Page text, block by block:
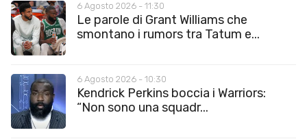
6 Agosto 2026 - 11:30
Le parole di Grant Williams che
smontano i rumors tra Tatum e...
6 Agosto 2026 - 10:30
Kendrick Perkins boccia i Warriors:
“Non sono una squadr...